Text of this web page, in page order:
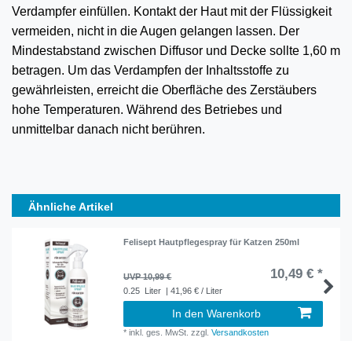
Verdampfer einfüllen. Kontakt der Haut mit der Flüssigkeit
vermeiden, nicht in die Augen gelangen lassen. Der
Mindestabstand zwischen Diffusor und Decke sollte 1,60 m
betragen. Um das Verdampfen der Inhaltsstoffe zu
gewährleisten, erreicht die Oberfläche des Zerstäubers
hohe Temperaturen. Während des Betriebes und
unmittelbar danach nicht berühren.
Ähnliche Artikel
Felisept Hautpflegespray für Katzen 250ml
UVP 10,99 € 10,49 € *
0.25 Liter | 41,96 € / Liter
In den Warenkorb
*inkl. ges. MwSt. zzgl.Versandkosten